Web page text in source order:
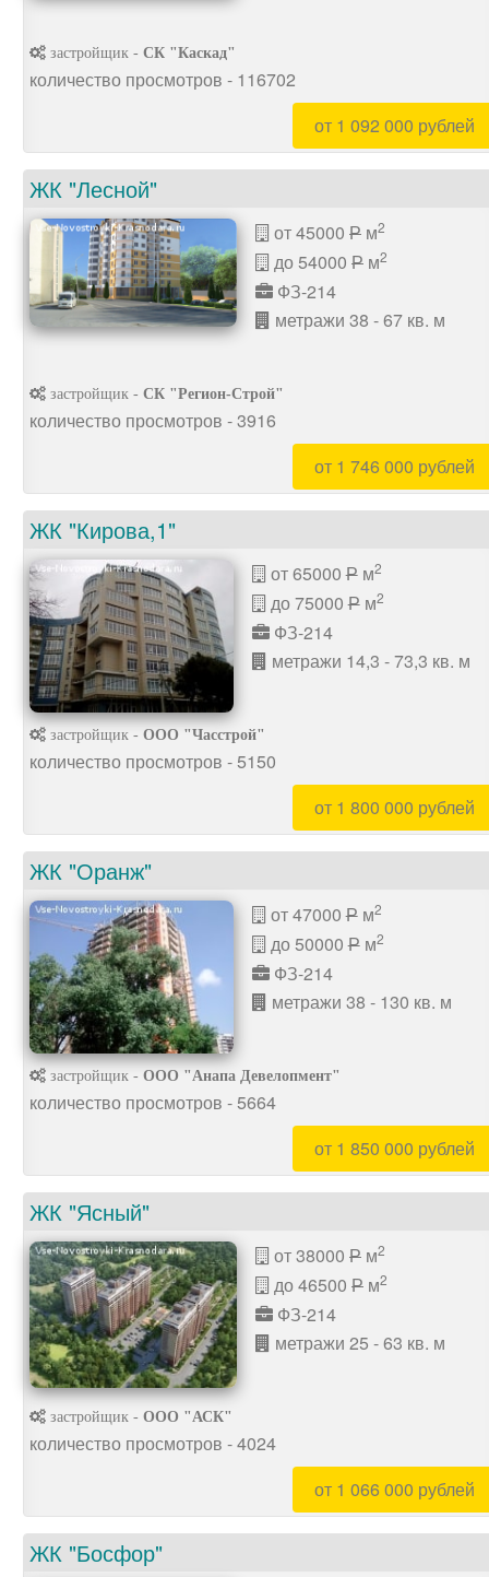
застройщик - СК "Каскад"
количество просмотров - 116702
от 1 092 000 рублей
ЖК "Лесной"
от 45000 P м2
до 54000 P м2
ФЗ-214
метражи 38 - 67 кв. м
застройщик - СК "Регион-Строй"
количество просмотров - 3916
от 1 746 000 рублей
ЖК "Кирова,1"
от 65000Pм2
до 75000Pм2
ФЗ-214
метражи 14,3 - 73,3 кв. м
застройщик - ООО "Часстрой"
количество просмотров - 5150
от 1 800 000 рублей
ЖК "Оранж"
от 47000Pм2
до 50000Pм2
ФЗ-214
метражи 38 - 130 кв. м
застройщик - ООО "Анапа Девелопмент"
количество просмотров - 5664
от 1 850 000 рублей
ЖК "Ясный"
от 38000 P м2
до 46500 P м2
ФЗ-214
метражи 25 - 63 кв. м
застройщик - ООО "АСК"
количество просмотров - 4024
от 1 066 000 рублей
ЖК "Босфор"